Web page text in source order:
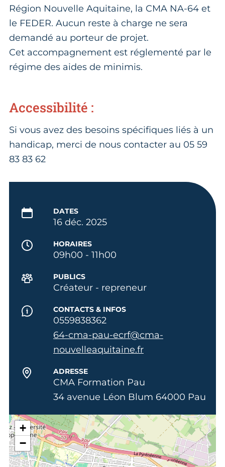
Région Nouvelle Aquitaine, la CMA NA-64 et
le FEDER. Aucun reste à charge ne sera
demandé au porteur de projet.
Cet accompagnement est réglementé par le
régime des aides de minimis.
Accessibilité :
Si vous avez des besoins spécifiques liés à un
handicap, merci de nous contacter au 05 59
83 83 62
DATES
16 déc. 2025
HORAIRES
09h00 - 11h00
PUBLICS
Créateur - repreneur
CONTACTS & INFOS
0559838362
64-cma-pau-ecrf@cma-
nouvelleaquitaine.fr
ADRESSE
CMA Formation Pau
34 avenue Léon Blum 64000 Pau
+
−